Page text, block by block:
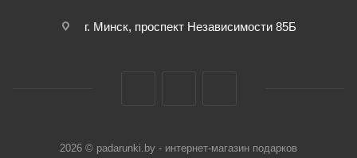
г. Минск, проспект Независимости 85Б
2026 © padarunki.by - интернет-магазин подарков